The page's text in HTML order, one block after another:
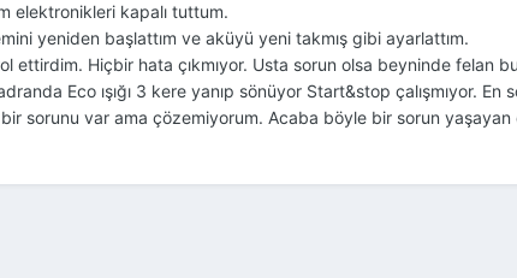
elektronikleri kapalı tuttum.
yeniden başlattım ve aküyü yeni takmış gibi ayarlattım.
ettirdim. Hiçbir hata çıkmıyor. Usta sorun olsa beyninde felan
Eco ışığı 3 kere yanıp sönüyor Start&stop çalışmıyor.
sorunu var ama çözemiyorum. Acaba böyle bir sorun